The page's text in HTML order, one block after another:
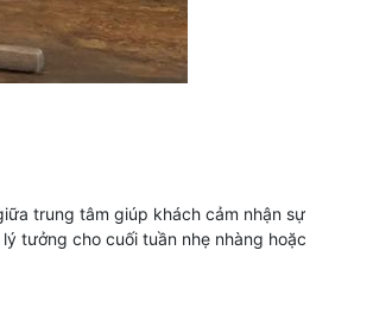
trung tâm giúp khách cảm nhận sự
tưởng cho cuối tuần nhẹ nhàng hoặc